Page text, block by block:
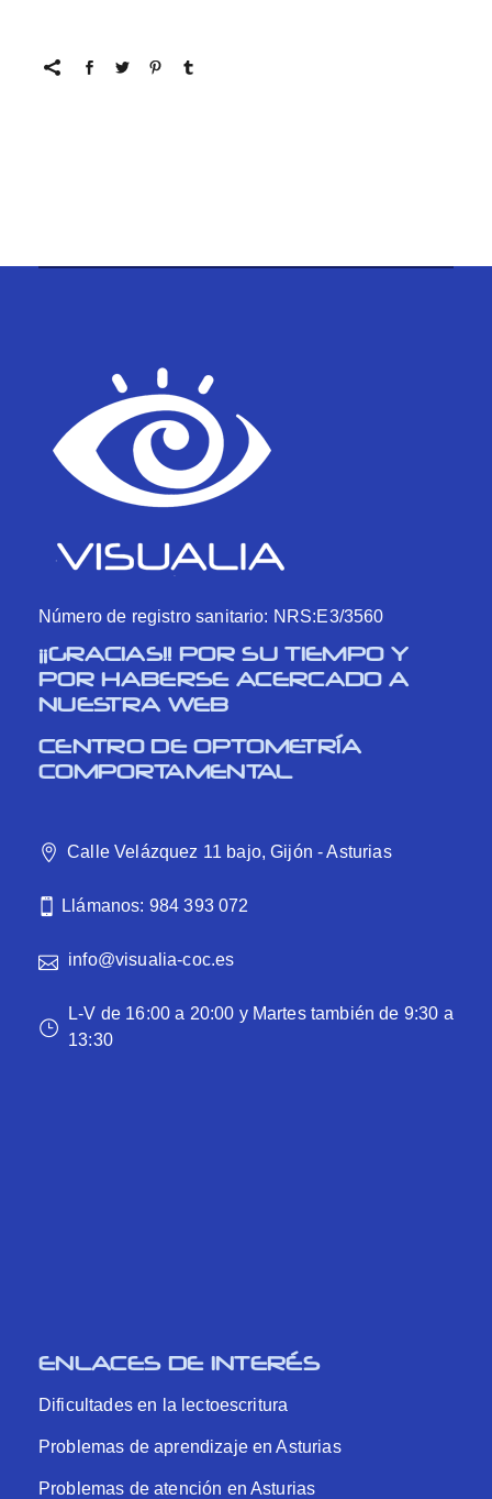
Número de registro sanitario: NRS:E3/3560
¡¡GRACIAS!! POR SU TIEMPO Y
POR HABERSE ACERCADO A
NUESTRA WEB
CENTRO DE OPTOMETRÍA
COMPORTAMENTAL
Calle Velázquez 11 bajo, Gijón - Asturias
Llámanos: 984 393 072
info@visualia-coc.es
L-V de 16:00 a 20:00 y Martes también de 9:30 a
13:30
ENLACES DE INTERÉS
Dificultades en la lectoescritura
Problemas de aprendizaje en Asturias
Problemas de atención en Asturias